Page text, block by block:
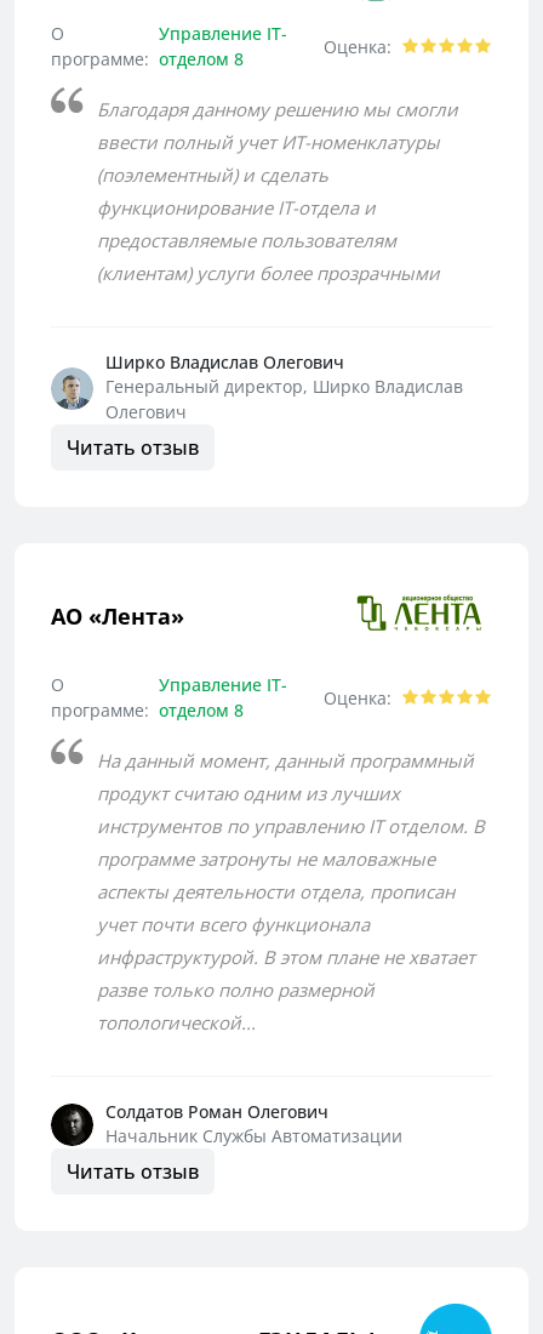
О
программе:
Управление IT-
отделом 8
Оценка:
Благодаря данному решению мы смогли
ввести полный учет ИТ-номенклатуры
(поэлементный) и сделать
функционирование IT-отдела и
предоставляемые пользователям
(клиентам) услуги более прозрачными
Ширко Владислав Олегович
Генеральный директор, Ширко Владислав
Олегович
Читать отзыв
АО «Лента»
О
программе:
Управление IT-
отделом 8
Оценка:
На данный момент, данный программный
продукт считаю одним из лучших
инструментов по управлению IT отделом. В
программе затронуты не маловажные
аспекты деятельности отдела, прописан
учет почти всего функционала
инфраструктурой. В этом плане не хватает
разве только полно размерной
топологической...
Солдатов Роман Олегович
Начальник Службы Автоматизации
Читать отзыв